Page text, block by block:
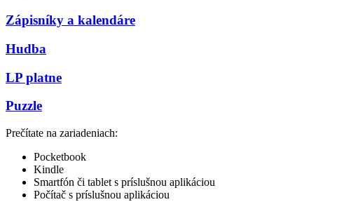
Zápisníky a kalendáre
Hudba
LP platne
Puzzle
Prečítate na zariadeniach:
Pocketbook
Kindle
Smartfón či tablet s príslušnou aplikáciou
Počítač s príslušnou aplikáciou